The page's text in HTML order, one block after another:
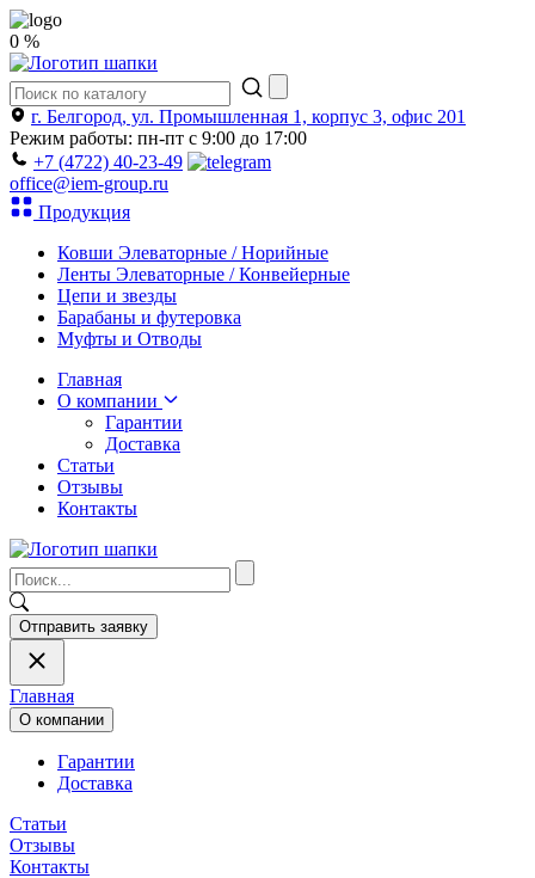
0 %
г. Белгород, ул. Промышленная 1, корпус 3, офис 201
Режим работы: пн-пт с 9:00 до 17:00
+7 (4722) 40-23-49
office@iem-group.ru
Продукция
Ковши Элеваторные / Норийные
Ленты Элеваторные / Конвейерные
Цепи и звезды
Барабаны и футеровка
Муфты и Отводы
Главная
О компании
Гарантии
Доставка
Статьи
Отзывы
Контакты
Отправить заявку
Главная
О компании
Гарантии
Доставка
Статьи
Отзывы
Контакты